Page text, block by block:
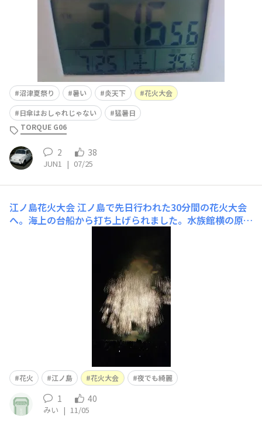
沼津夏祭り 暑い 炎天下
花火大会
日傘はおしゃれじゃない
猛暑日
TORQUE G06
2 38
JUN1 | 07/25
江ノ島花火大会江ノ島で先日行われた30分間の花火大会
へ。海上の台船から打ち上げられました。水族館横の原っ
す。私の写真では伝わらないかもしれませんが…動画を撮
りつつ、写真も撮れるので連打しました(笑) 近くで観賞
花火 江ノ島 花火大会 夜でも綺麗
1 40
みい | 11/05